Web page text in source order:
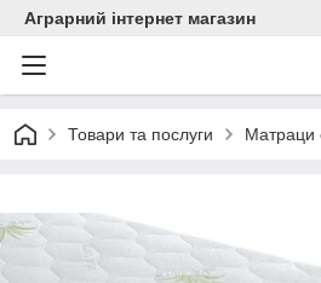
Аграрний інтернет магазин
Товари та послуги Матраци